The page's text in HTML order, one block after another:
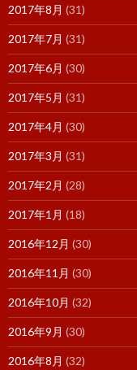
2017年8月 (31)
2017年7月 (31)
2017年6月 (30)
2017年5月 (31)
2017年4月 (30)
2017年3月 (31)
2017年2月 (28)
2017年1月 (18)
2016年12月 (30)
2016年11月 (30)
2016年10月 (32)
2016年9月 (30)
2016年8月 (32)